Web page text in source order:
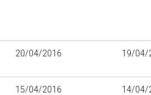
20/04/2016 19/04/
15/04/2016 14/04/